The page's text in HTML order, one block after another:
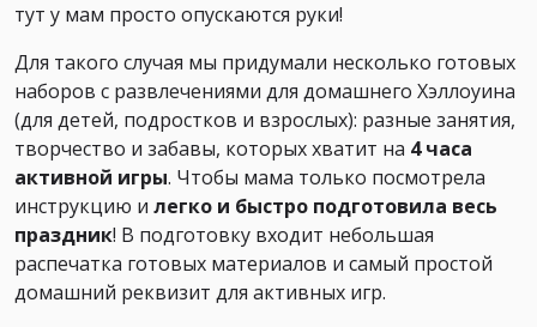
тут у мам просто опускаются руки!
Для такого случая мы придумали несколько готовых
наборов с развлечениями для домашнего Хэллоуина
(для детей, подростков и взрослых): разные занятия,
творчество и забавы, которых хватит на 4 часа
активной игры. Чтобы мама только посмотрела
инструкцию и легко и быстро подготовила весь
праздник! В подготовку входит небольшая
распечатка готовых материалов и самый простой
домашний реквизит для активных игр.